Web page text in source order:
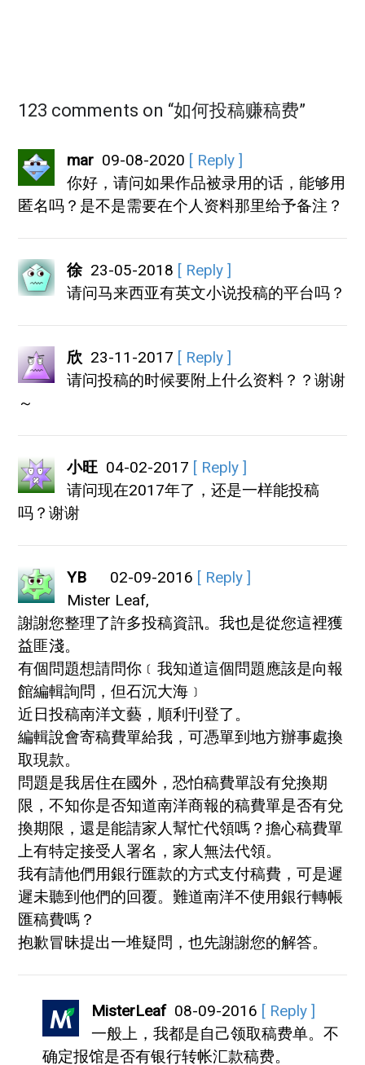
123 comments on “如何投稿赚稿费”
mar 09-08-2020
[ Reply ]
你好，请问如果作品被录用的话，能够用
匿名吗？是不是需要在个人资料那里给予备注？
徐 23-05-2018
[ Reply ]
请问马来西亚有英文小说投稿的平台吗？
欣 23-11-2017
[ Reply ]
请问投稿的时候要附上什么资料？？谢谢
～
小旺 04-02-2017
[ Reply ]
请问现在2017年了，还是一样能投稿
吗？谢谢
YB 02-09-2016
[ Reply ]
Mister Leaf,
謝謝您整理了許多投稿資訊。我也是從您這裡獲
益匪淺。
有個問題想請問你﹝我知道這個問題應該是向報
館編輯詢問，但石沉大海﹞
近日投稿南洋文藝，順利刊登了。
編輯說會寄稿費單給我，可憑單到地方辦事處換
取現款。
問題是我居住在國外，恐怕稿費單設有兌換期
限，不知你是否知道南洋商報的稿費單是否有兌
換期限，還是能請家人幫忙代領嗎？擔心稿費單
上有特定接受人署名，家人無法代領。
我有請他們用銀行匯款的方式支付稿費，可是遲
遲未聽到他們的回覆。難道南洋不使用銀行轉帳
匯稿費嗎？
抱歉冒昧提出一堆疑問，也先謝謝您的解答。
MisterLeaf 08-09-2016
[ Reply ]
一般上，我都是自己领取稿费单。不
确定报馆是否有银行转帐汇款稿费。